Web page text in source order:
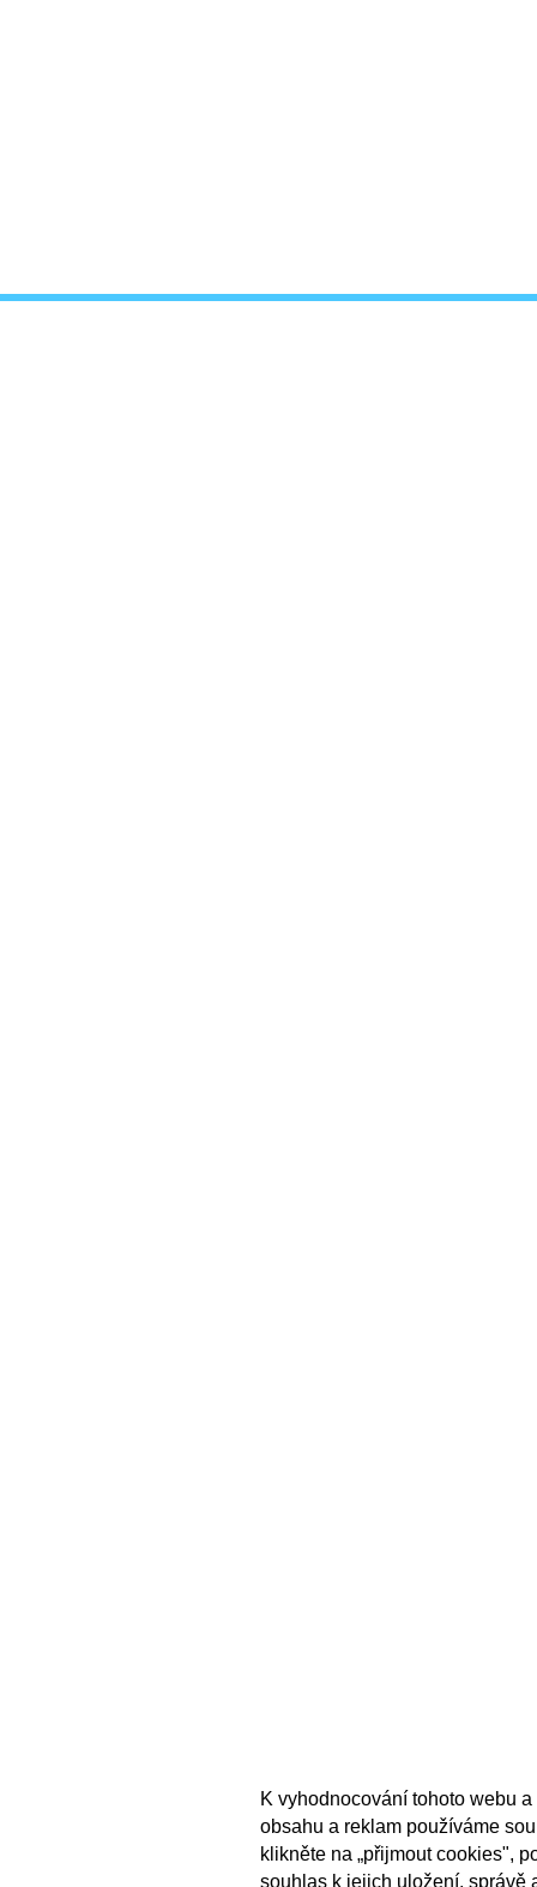
K vyhodnocování tohoto webu
obsahu a reklam používáme
klikněte na „přijmout cookies",
souhlas k jejich uložení, správě